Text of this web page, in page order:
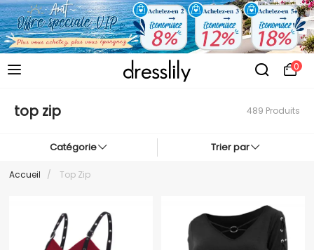
0
top zip 489 Produits
Catégorie Trier par
Accueil / Top Zip